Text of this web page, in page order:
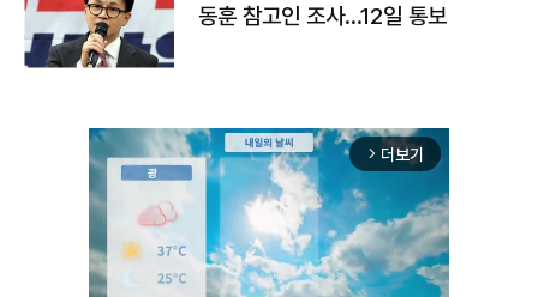
동훈 참고인 조사...12일 통보
arrow_forward_ios 더보기